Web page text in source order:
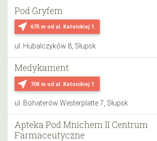
near_me 675 m od ul. Katoickiej 1
Pod Gryfem
ul. Hubalczyków 8, Słupsk
near_me 708 m od ul. Katoickiej 1
Medykament
ul. Bohaterów Westerplatte 7, Słupsk
Apteka Pod Mnichem II Centrum
Farmaceutyczne